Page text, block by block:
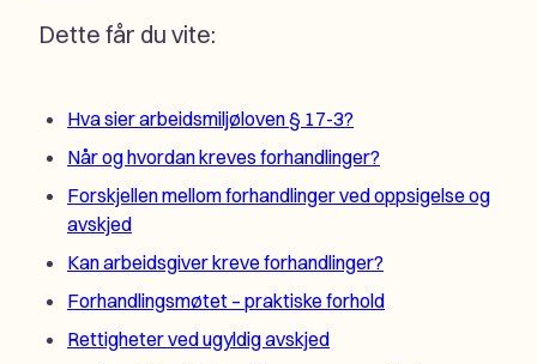
Dette får du vite:
Hva sier arbeidsmiljøloven § 17-3?
Når og hvordan kreves forhandlinger?
Forskjellen mellom forhandlinger ved oppsigelse og
avskjed
Kan arbeidsgiver kreve forhandlinger?
Forhandlingsmøtet – praktiske forhold
Rettigheter ved ugyldig avskjed